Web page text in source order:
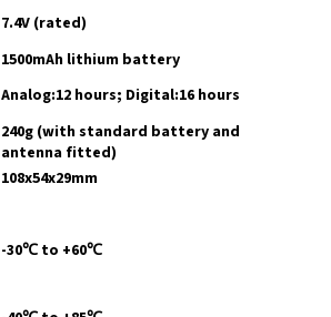
7.4V (rated)
1500mAh lithium battery
Analog:12 hours; Digital:16 hours
240g (with standard battery and
antenna fitted)
108x54x29mm
-30℃ to +60℃